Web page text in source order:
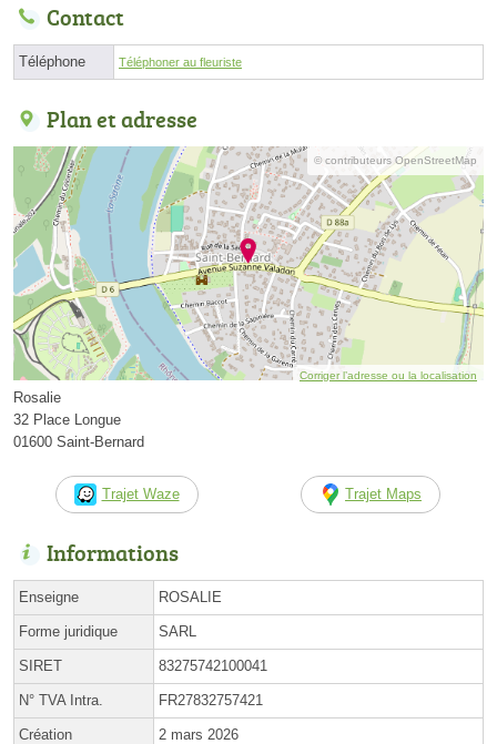
Contact
Téléphone Téléphoner au fleuriste
Plan et adresse
© contributeurs OpenStreetMap
Corriger l’adresse ou la localisation
Rosalie
32 Place Longue
01600 Saint-Bernard
Trajet Waze Trajet Maps
Informations
Enseigne ROSALIE
Forme juridique SARL
SIRET 83275742100041
N° TVA Intra. FR27832757421
Création 2 mars 2026